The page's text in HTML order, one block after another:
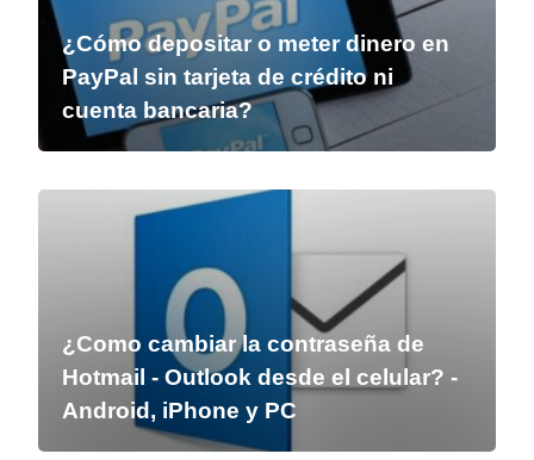
¿Cómo depositar o meter dinero en
PayPal sin tarjeta de crédito ni
cuenta bancaria?
¿Como cambiar la contraseña de
Hotmail - Outlook desde el celular? -
Android, iPhone y PC